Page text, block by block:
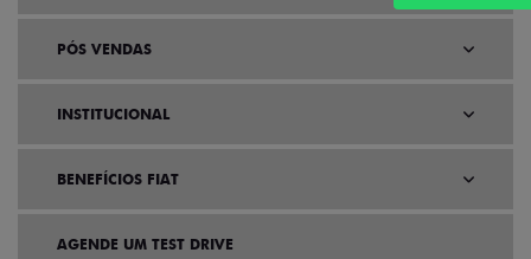
PÓS VENDAS
INSTITUCIONAL
BENEFÍCIOS FIAT
AGENDE UM TEST DRIVE